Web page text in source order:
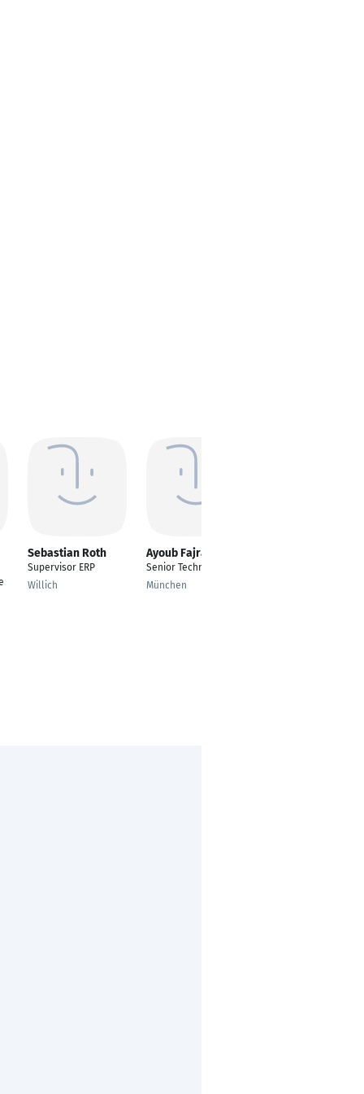
Sebastian Roth
Supervisor ERP
Willich
Ayoub Fajraoui
Senior Technical Lead
München